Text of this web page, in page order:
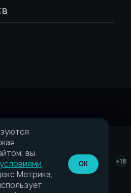
+18
службой по надзору в
вы
условиями.
ОК